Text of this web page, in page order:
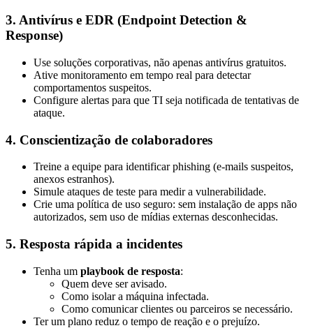
3. Antivírus e EDR (Endpoint Detection &
Response)
Use soluções corporativas, não apenas antivírus gratuitos.
Ative monitoramento em tempo real para detectar
comportamentos suspeitos.
Configure alertas para que TI seja notificada de tentativas de
ataque.
4. Conscientização de colaboradores
Treine a equipe para identificar phishing (e-mails suspeitos,
anexos estranhos).
Simule ataques de teste para medir a vulnerabilidade.
Crie uma política de uso seguro: sem instalação de apps não
autorizados, sem uso de mídias externas desconhecidas.
5. Resposta rápida a incidentes
Tenha um playbook de resposta:
Quem deve ser avisado.
Como isolar a máquina infectada.
Como comunicar clientes ou parceiros se necessário.
Ter um plano reduz o tempo de reação e o prejuízo.